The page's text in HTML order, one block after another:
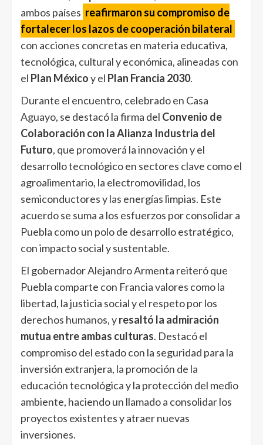
ambos países reafirmaron su compromiso de
fortalecer los lazos de cooperación bilateral
con acciones concretas en materia educativa,
tecnológica, cultural y económica, alineadas con
el Plan Méxicoy el Plan Francia 2030.
Durante el encuentro, celebrado en Casa
Aguayo, se destacó la firma del Convenio de
Colaboración con la Alianza Industria del
Futuro, que promoverá la innovación y el
desarrollo tecnológico en sectores clave como el
agroalimentario, la electromovilidad, los
semiconductores y las energías limpias. Este
acuerdo se suma a los esfuerzos por consolidar a
Puebla como un polo de desarrollo estratégico,
con impacto social y sustentable.
El gobernador Alejandro Armenta reiteró que
Puebla comparte con Francia valores como la
libertad, la justicia social y el respeto por los
derechos humanos, yresaltó la admiración
mutua entre ambas culturas. Destacó el
compromiso del estado con la seguridad para la
inversión extranjera, la promoción de la
educación tecnológica y la protección del medio
ambiente, haciendo un llamado a consolidar los
proyectos existentes y atraer nuevas
inversiones.